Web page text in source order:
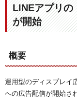
LINEアプリの
が開始
概要
運用型のディスプレイ
への広告配信が開始さ